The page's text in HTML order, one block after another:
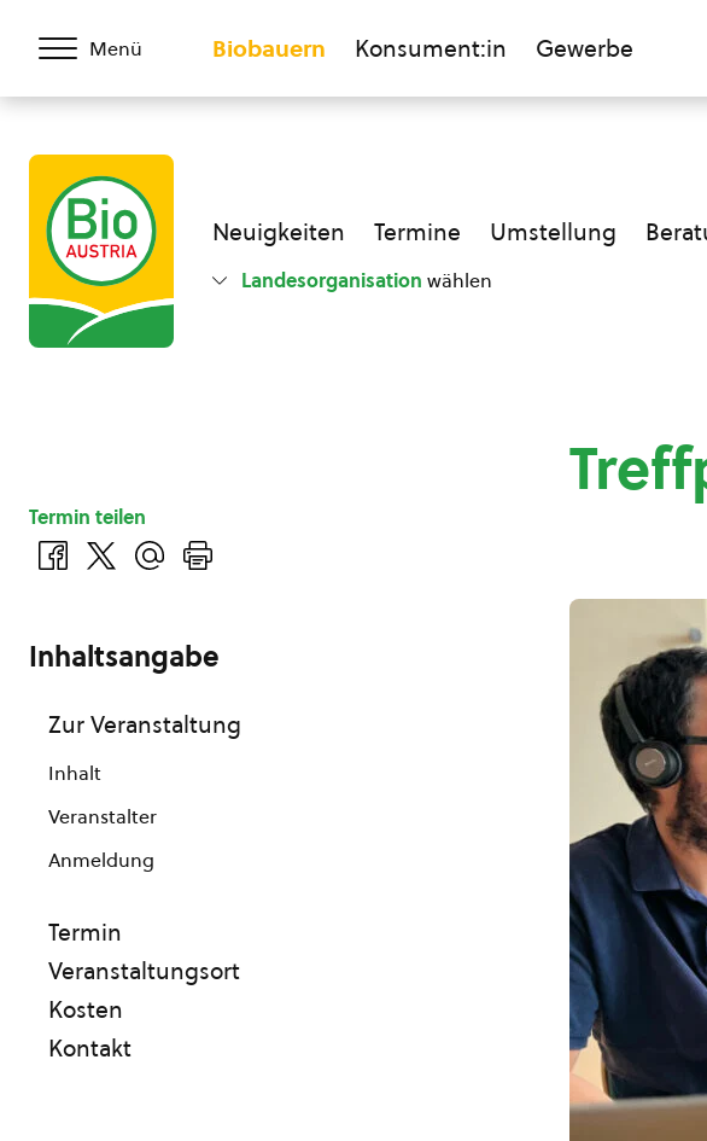
Menü Biobauern Konsument:in Gewerbe
Neuigkeiten Termine Umstellung
Landesorganisation wählen
Termin teilen
Inhaltsangabe
Zur Veranstaltung
Inhalt
Veranstalter
Anmeldung
Termin
Veranstaltungsort
Kosten
Kontakt